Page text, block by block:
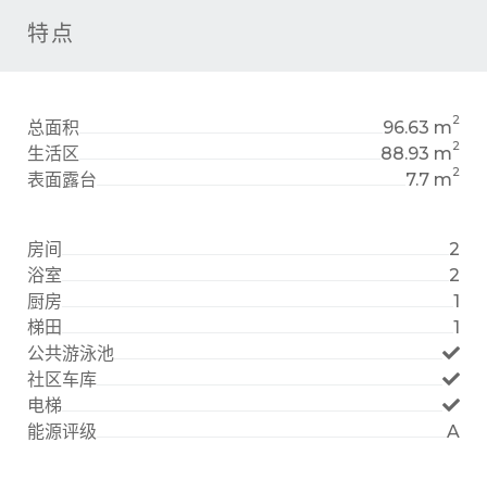
特点
总面积 96.63 m2
生活区 88.93 m2
表面露台 7.7 m2
房间
2
浴室
2
厨房
1
梯田
1
公共游泳池
社区车库
电梯
能源评级
A